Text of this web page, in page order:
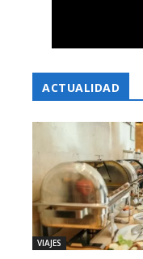
ACTUALIDAD
VIAJES